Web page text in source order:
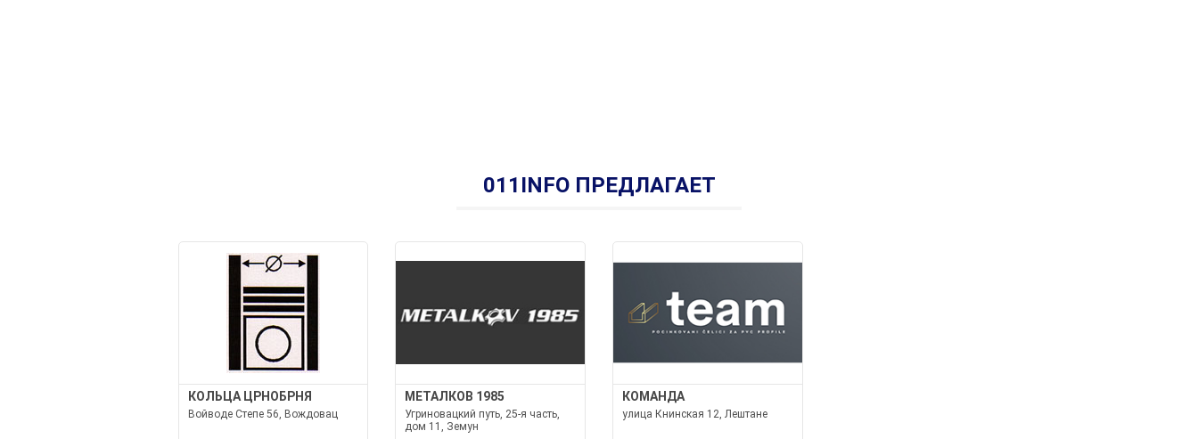
011INFO ПРЕДЛАГАЕТ
КОЛЬЦА ЦРНОБРНЯ
Войводе Степе 56, Вождовац
МЕТАЛКОВ 1985
Угриновацкий путь, 25-я часть,
дом 11, Земун
КОМАНДА
улица Книнская 12, Лештане